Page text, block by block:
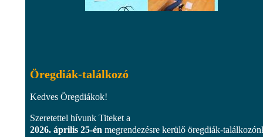
Öregdiák-találkozó
Kedves Öregdiákok!
Szeretettel hívunk Titeket a
2026. április 25-én megrendezésre kerülő öregdiák-